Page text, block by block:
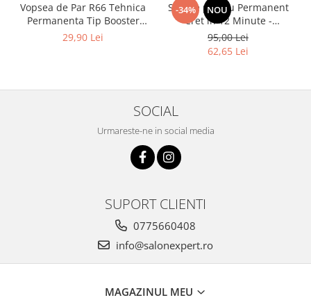
Vopsea de Par R66 Tehnica
Permanenta Tip Booster
Rosu - Fanola Color Cream
29,90 Lei
-34% NOU
Solutie pentru Permanent
Cret in 12 Minute -
Universal Moved 12Min
Ammonia Free Waving
System Be Tech 500ml - Be
95,00 Lei
62,65 Lei
SOCIAL
Urmareste-ne in social media
SUPORT CLIENTI
0775660408
info@salonexpert.ro
MAGAZINUL MEU